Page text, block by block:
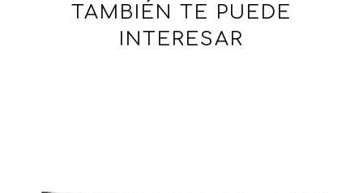
TAMBIÉN TE PUEDE
INTERESAR